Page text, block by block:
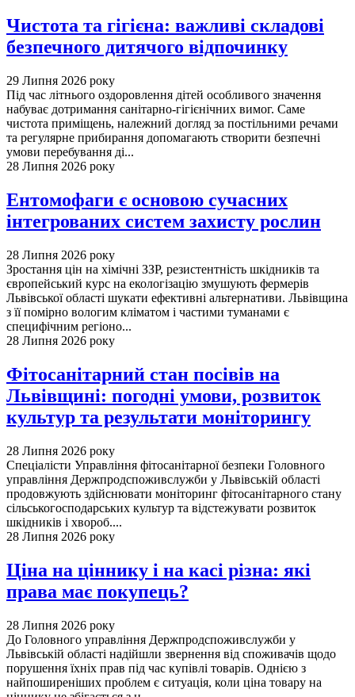
Чистота та гігієна: важливі складові
безпечного дитячого відпочинку
29 Липня 2026 року
Під час літнього оздоровлення дітей особливого значення
набуває дотримання санітарно-гігієнічних вимог. Саме
чистота приміщень, належний догляд за постільними речами
та регулярне прибирання допомагають створити безпечні
умови перебування ді...
28 Липня 2026 року
Ентомофаги є основою сучасних
інтегрованих систем захисту рослин
28 Липня 2026 року
Зростання цін на хімічні ЗЗР, резистентність шкідників та
європейський курс на екологізацію змушують фермерів
Львівської області шукати ефективні альтернативи. Львівщина
з її помірно вологим кліматом і частими туманами є
специфічним регіоно...
28 Липня 2026 року
Фітосанітарний стан посівів на
Львівщині: погодні умови, розвиток
культур та результати моніторингу
28 Липня 2026 року
Спеціалісти Управління фітосанітарної безпеки Головного
управління Держпродспоживслужби у Львівській області
продовжують здійснювати моніторинг фітосанітарного стану
сільськогосподарських культур та відстежувати розвиток
шкідників і хвороб....
28 Липня 2026 року
Ціна на ціннику і на касі різна: які
права має покупець?
28 Липня 2026 року
До Головного управління Держпродспоживслужби у
Львівській області надійшли звернення від споживачів щодо
порушення їхніх прав під час купівлі товарів. Однією з
найпоширеніших проблем є ситуація, коли ціна товару на